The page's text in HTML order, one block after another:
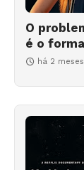
O
é o
há 2 meses